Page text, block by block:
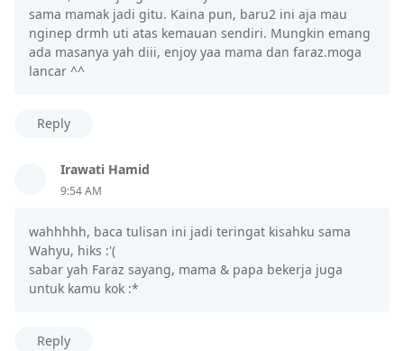
sama mamak jadi gitu. Kaina pun, baru2 ini aja mau
nginep drmh uti atas kemauan sendiri. Mungkin emang
ada masanya yah diii, enjoy yaa mama dan faraz.moga
lancar ^^
Reply
Irawati Hamid
9:54 AM
wahhhhh, baca tulisan ini jadi teringat kisahku sama
Wahyu, hiks :'(
sabar yah Faraz sayang, mama & papa bekerja juga
untuk kamu kok :*
Reply